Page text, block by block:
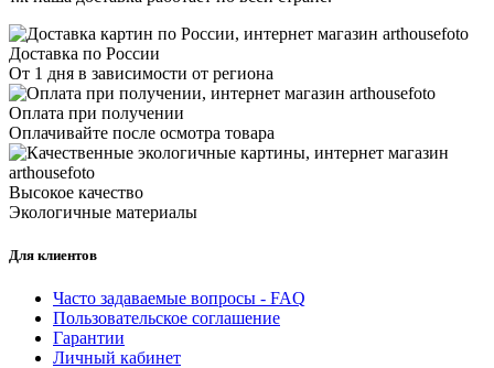
Доставка по России
От 1 дня в зависимости от региона
Оплата при получении
Оплачивайте после осмотра товара
Высокое качество
Экологичные материалы
Для клиентов
Часто задаваемые вопросы - FAQ
Пользовательское соглашение
Гарантии
Личный кабинет